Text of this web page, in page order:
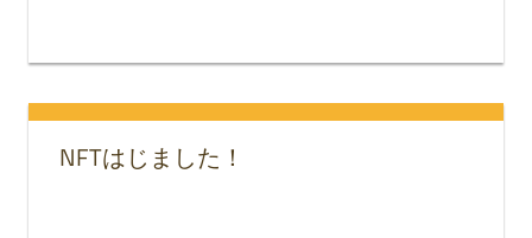
NFTはじました！